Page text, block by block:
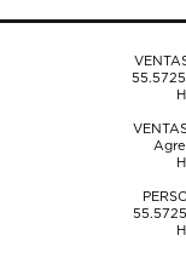
de
de
de
de